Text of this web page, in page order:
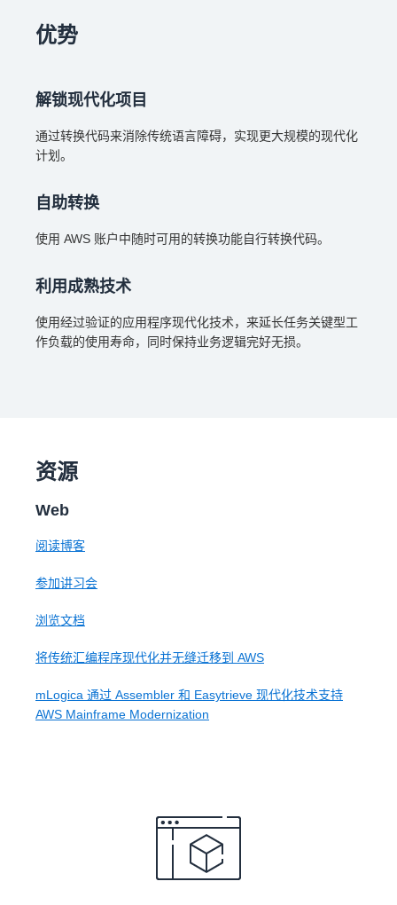
优势
解锁现代化项目
通过转换代码来消除传统语言障碍，实现更大规模的现代化
计划。
自助转换
使用 AWS 账户中随时可用的转换功能自行转换代码。
利用成熟技术
使用经过验证的应用程序现代化技术，来延长任务关键型工
作负载的使用寿命，同时保持业务逻辑完好无损。
资源
Web
阅读博客
参加讲习会
浏览文档
将传统汇编程序现代化并无缝迁移到 AWS
mLogica 通过 Assembler 和 Easytrieve 现代化技术支持
AWS Mainframe Modernization